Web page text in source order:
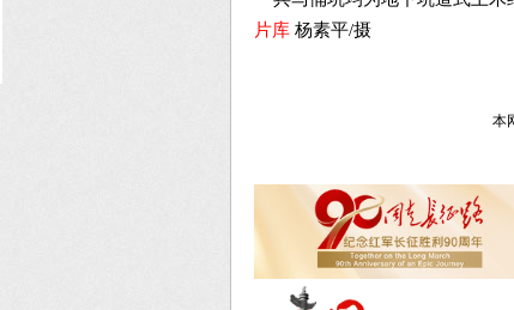
片库 杨素平/摄
本